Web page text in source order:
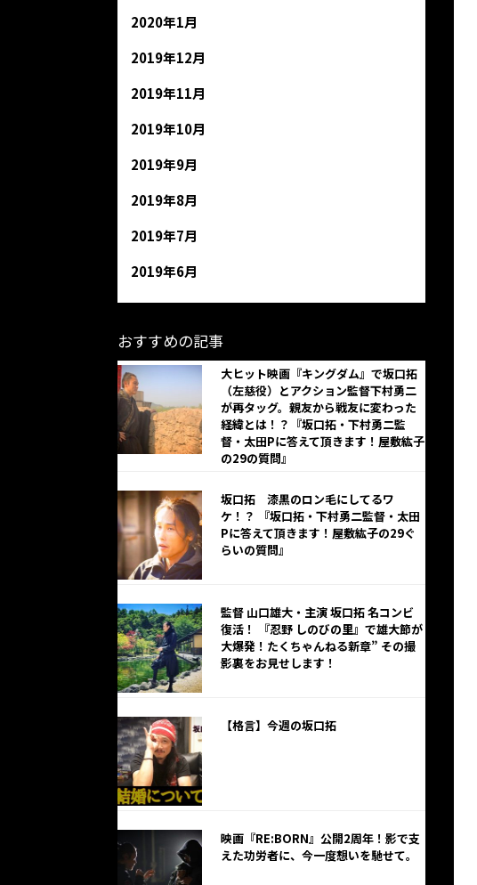
2020年1月
2019年12月
2019年11月
2019年10月
2019年9月
2019年8月
2019年7月
2019年6月
おすすめの記事
大ヒット映画『キングダム』で坂口拓
（左慈役）とアクション監督下村勇二
が再タッグ。親友から戦友に変わった
経緯とは！？『坂口拓・下村勇二監
督・太田Pに答えて頂きます！屋敷紘子
の29の質問』
坂口拓 漆黒のロン毛にしてるワ
ケ！？ 『坂口拓・下村勇二監督・太田
Pに答えて頂きます！屋敷紘子の29ぐ
らいの質問』
監督 山口雄大・主演 坂口拓 名コンビ
復活！ 『忍野 しのびの里』で雄大節が
大爆発！たくちゃんねる新章” その撮
影裏をお見せします！
【格言】今週の坂口拓
映画『RE:BORN』公開2周年！影で支
えた功労者に、今一度想いを馳せて。